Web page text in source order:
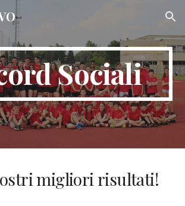
Skip to navigation
Sociali
migliori risultati!